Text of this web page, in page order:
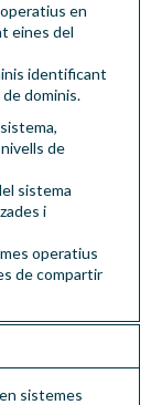
en
eines del
identificant
dominis.
de
sistema
i
operatius
de compartir
sistemes